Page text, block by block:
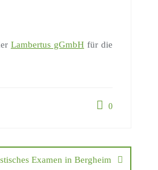
Lambertus gGmbHfür die
0
Examen in Bergheim